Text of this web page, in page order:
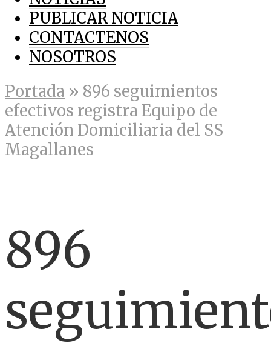
PUBLICAR NOTICIA
CONTACTENOS
NOSOTROS
Portada » 896 seguimientos
efectivos registra Equipo de
Atención Domiciliaria del SS
Magallanes
896